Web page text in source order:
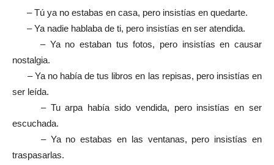
– Tú ya no estabas en casa, pero insistías en quedarte.
– Ya nadie hablaba de ti, pero insistías en ser atendida.
– Ya no estaban tus fotos, pero insistías en causar
nostalgia.
– Ya no había de tus libros en las repisas, pero insistías en
ser leída.
– Tu arpa había sido vendida, pero insistías en ser
escuchada.
– Ya no estabas en las ventanas, pero insistías en
traspasarlas.